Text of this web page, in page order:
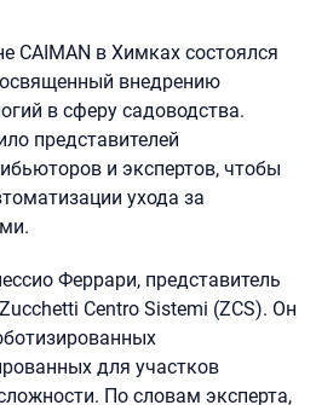
CAIMAN в Химках состоялся
внедрению
в сферу садоводства.
представителей
и экспертов, чтобы
ухода за
Феррари, представитель
Centro Sistemi (ZCS). Он
для участков
По словам эксперта,